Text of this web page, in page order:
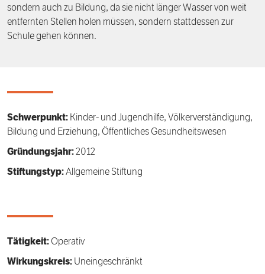
sondern auch zu Bildung, da sie nicht länger Wasser von weit
entfernten Stellen holen müssen, sondern stattdessen zur
Schule gehen können.
Schwerpunkt: Kinder- und Jugendhilfe, Völkerverständigung,
Bildung und Erziehung, Öffentliches Gesundheitswesen
Gründungsjahr:2012
Stiftungstyp:Allgemeine Stiftung
Tätigkeit: Operativ
Wirkungskreis: Uneingeschränkt